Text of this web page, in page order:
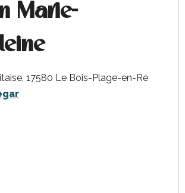
Marie-
17580 Le Bois-Plage-en-Ré